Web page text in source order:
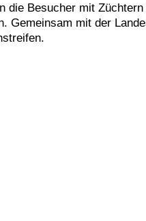
Besucher mit
Gemeinsam mit der